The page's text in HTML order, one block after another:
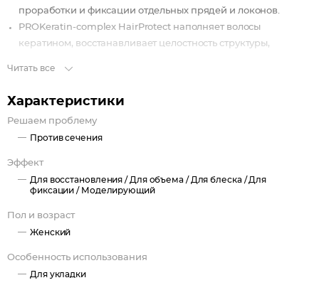
проработки и фиксации отдельных прядей и локонов.
PROKeratin-complex HairProtect наполняет волосы
кератином, восстанавливает целостность структуры,
акцентируйте внимание на прикорневой зоне.
Читать все
Характеристики
Решаем проблему
Против сечения
Эффект
Для восстановления / Для объема / Для блеска /Для
фиксации / Моделирующий
Пол и возраст
Женский
Особенность использования
Для укладки